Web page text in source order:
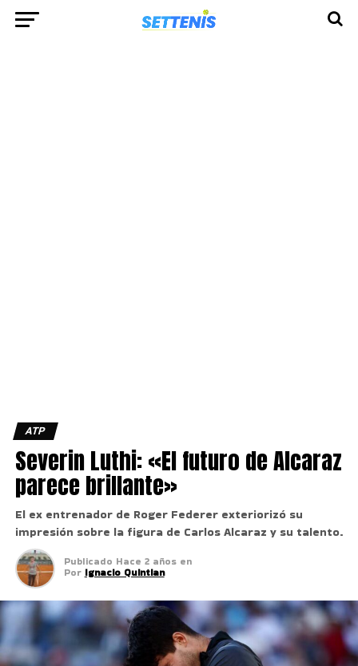
ATP
Severin Luthi: «El futuro de Alcaraz
parece brillante»
El ex entrenador de Roger Federer exteriorizó su
impresión sobre la figura de Carlos Alcaraz y su talento.
Publicado Hace 2 años en
Por Ignacio Quintian